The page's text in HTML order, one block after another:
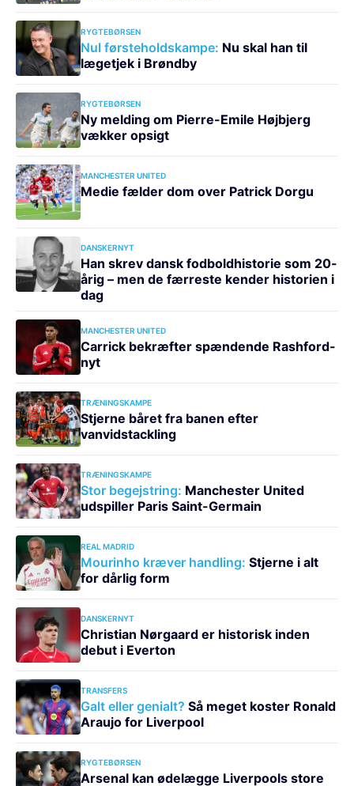
RYGTEBØRSEN
Nul førsteholdskampe: Nu skal han til
lægetjek i Brøndby
RYGTEBØRSEN
Ny melding om Pierre-Emile Højbjerg
vækker opsigt
MANCHESTER UNITED
Medie fælder dom over Patrick Dorgu
DANSKERNYT
Han skrev dansk fodboldhistorie som 20-
årig – men de færreste kender historien i
dag
MANCHESTER UNITED
Carrick bekræfter spændende Rashford-
nyt
TRÆNINGSKAMPE
Stjerne båret fra banen efter
vanvidstackling
TRÆNINGSKAMPE
Stor begejstring: Manchester United
udspiller Paris Saint-Germain
REAL MADRID
Mourinho kræver handling: Stjerne i alt
for dårlig form
DANSKERNYT
Christian Nørgaard er historisk inden
debut i Everton
TRANSFERS
Galt eller genialt? Så meget koster Ronald
Araujo for Liverpool
RYGTEBØRSEN
Arsenal kan ødelægge Liverpools store